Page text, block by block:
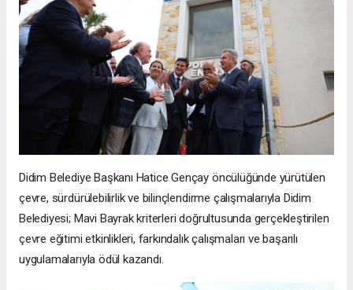
Didim Belediye Başkanı Hatice Gençay öncülüğünde yürütülen
çevre, sürdürülebilirlik ve bilinçlendirme çalışmalarıyla Didim
Belediyesi; Mavi Bayrak kriterleri doğrultusunda gerçekleştirilen
çevre eğitimi etkinlikleri, farkındalık çalışmaları ve başarılı
uygulamalarıyla ödül kazandı.